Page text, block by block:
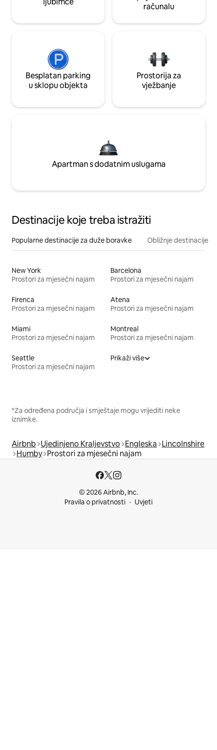
računalu
Besplatan parking
u sklopu objekta
Prostorija za
vježbanje
Apartman s dodatnim uslugama
Destinacije koje treba istražiti
Popularne destinacije za duže boravke Obližnje destinacije
New York
Prostori za mjesečni najam
Barcelona
Prostori za mjesečni najam
Firenca
Prostori za mjesečni najam
Atena
Prostori za mjesečni najam
Miami
Prostori za mjesečni najam
Montreal
Prostori za mjesečni najam
Seattle
Prostori za mjesečni najam
Prikaži više
*Za određena područja i smještaje mogu vrijediti neke
iznimke.
Airbnb Ujedinjeno Kraljevstvo Engleska Lincolnshire
Humby Prostori za mjesečni najam
© 2026 Airbnb, Inc.
Pravila o privatnosti
Uvjeti